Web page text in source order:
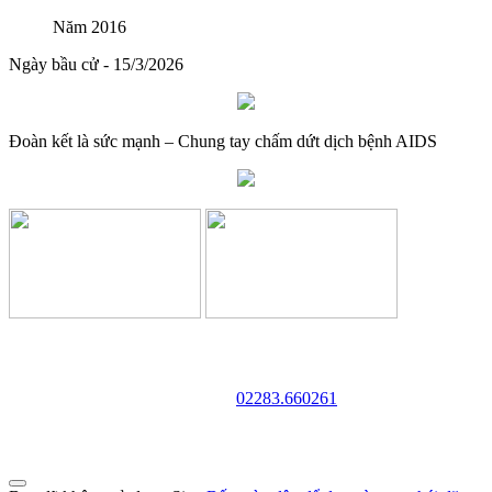
Lượt xem:573 | lượt tải:0
Năm 2016
Ngày bầu cử - 15/3/2026
Đoàn kết là sức mạnh – Chung tay chấm dứt dịch bệnh AIDS
02283.660261